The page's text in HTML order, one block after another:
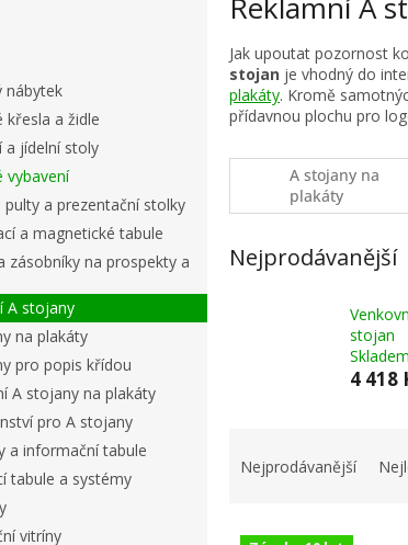
nábytek
křesla a židle
a jídelní stoly
vybavení
pulty a prezentační stolky
a magnetické tabule
zásobníky na prospekty a
A stojany
na plakáty
pro popis křídou
A stojany na plakáty
pro A stojany
a informační tabule
tabule a systémy
vitríny
Reklamní A
Jak upoutat pozornost
stojan je vhodný do
plakáty. Kromě
přídavnou plochu pro
A stojany na
plakáty
Nejprodávanější
stojan
Skladem
4 418
n
Nejprodávanější
V